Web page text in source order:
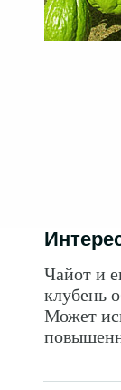
Чайот и
клубень
Может